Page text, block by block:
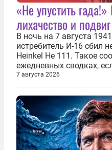
«Не упустить гада!»
лихачество и
В ночь на 7 августа
истребитель И-16 сбил
Heinkel He 111. Такое
ежедневных сводках,
обстоятельство. Это
истории отечественной
У пилота — младшего
7 августа 2026